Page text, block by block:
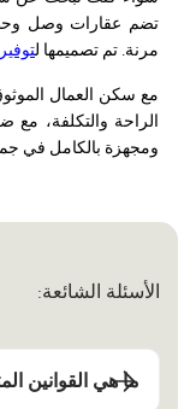
تضم عقارات وصل
مرنة. تم تصميمها ل
مع سكن العمال
الراحة والتكلفة،
ومجهزة بالكامل في
الأسئلة الشائعة:
ما هي القوانين